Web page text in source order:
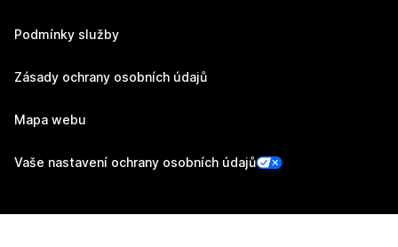
Podmínky služby
Zásady ochrany osobních údajů
Mapa webu
Vaše nastavení ochrany osobních údajů